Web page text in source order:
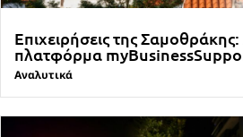
Επιχειρήσεις της Σαμοθράκης:
πλατφόρμα
Αναλυτικά